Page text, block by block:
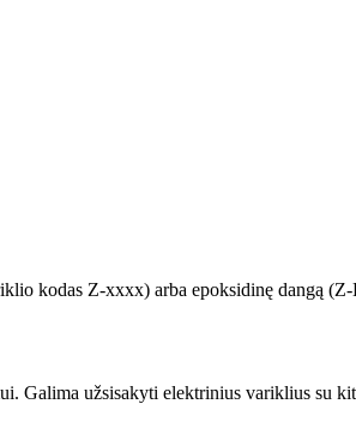
kodas Z-xxxx) arba epoksidinę dangą
Galima užsisakyti elektrinius variklius su